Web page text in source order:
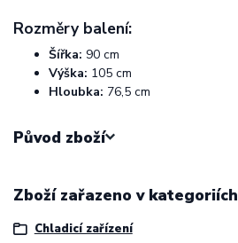
Rozměry balení:
Šířka: 90 cm
Výška: 105 cm
Hloubka: 76,5 cm
Původ zboží
Zboží zařazeno v kategoriích
Chladicí zařízení